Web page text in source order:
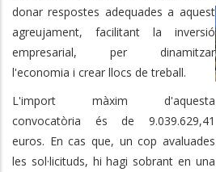
donar respostes adequades a aquest
agreujament, facilitant la inversió
empresarial, per dinamitzar
l'economia i crear llocs de treball.
L'import màxim d'aquesta
convocatòria és de 9.039.629,41
euros. En cas que, un cop avaluades
les sol·licituds, hi hagi sobrant en una